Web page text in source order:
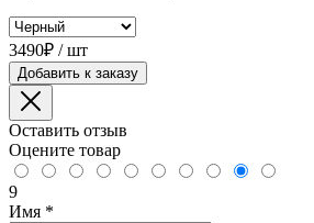
3490₽ / шт
Добавить к заказу
Оставить отзыв
Оцените товар
9
Имя *